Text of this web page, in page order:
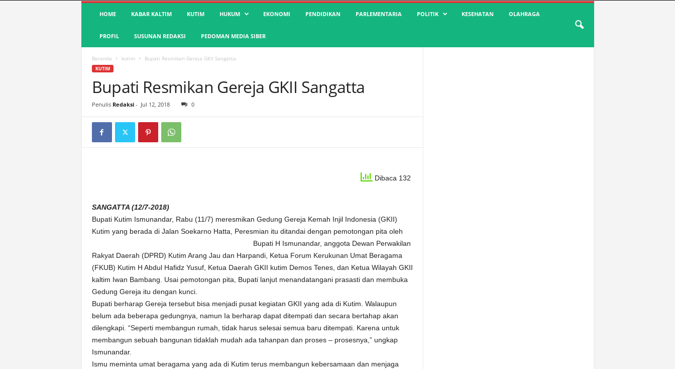
S
a
HOME KABAR KALTIM KUTIM HUKUM EKONOMI PENDIDIKAN PARLEMENTARIA POLITIK KESEHATAN OLAHRAGA
PROFIL SUSUNAN REDAKSI PEDOMAN MEDIA SIBER
Beranda kutim Bupati Resmikan Gereja GKII Sangatta
KUTIM
Bupati Resmikan Gereja GKII Sangatta
Penulis Redaksi- Jul 12, 2018 0
Dibaca 132
SANGATTA (12/7-2018)
Bupati Kutim Ismunandar, Rabu (11/7) meresmikan Gedung Gereja Kemah Injil Indonesia (GKII)
Kutim yang berada di Jalan Soekarno Hatta, Peresmian itu ditandai dengan pemotongan pita oleh
Bupati H Ismunandar, anggota Dewan Perwakilan
Rakyat Daerah (DPRD) Kutim Arang Jau dan Harpandi, Ketua Forum Kerukunan Umat Beragama
(FKUB) Kutim H Abdul Hafidz Yusuf, Ketua Daerah GKII kutim Demos Tenes, dan Ketua Wilayah GKII
kaltim Iwan Bambang. Usai pemotongan pita, Bupati lanjut menandatangani prasasti dan membuka
Gedung Gereja itu dengan kunci.
Bupati berharap Gereja tersebut bisa menjadi pusat kegiatan GKII yang ada di Kutim. Walaupun
belum ada beberapa gedungnya, namun Ia berharap dapat ditempati dan secara bertahap akan
dilengkapi. “Seperti membangun rumah, tidak harus selesai semua baru ditempati. Karena untuk
membangun sebuah bangunan tidaklah mudah ada tahanpan dan proses – prosesnya,” ungkap
Ismunandar.
Ismu meminta umat beragama yang ada di Kutim terus membangun kebersamaan dan menjaga